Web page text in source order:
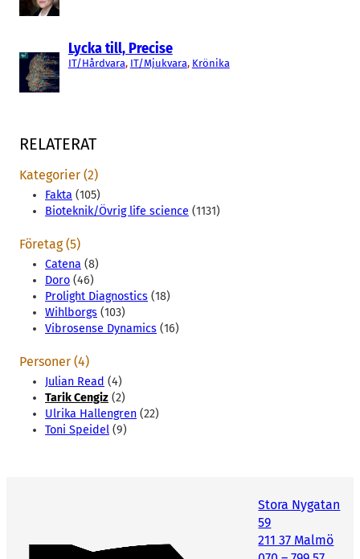
Lycka till, Precise
IT/Hårdvara, IT/Mjukvara, Krönika
RELATERAT
Kategorier (2)
Fakta (105)
Bioteknik/Övrig life science (1131)
Företag (5)
Catena (8)
Doro (46)
Prolight Diagnostics (18)
Wihlborgs (103)
Vibrosense Dynamics (16)
Personer (4)
Julian Read (4)
Tarik Cengiz (2)
Ulrika Hallengren (22)
Toni Speidel (9)
Stora Nygatan
59
211 37 Malmö